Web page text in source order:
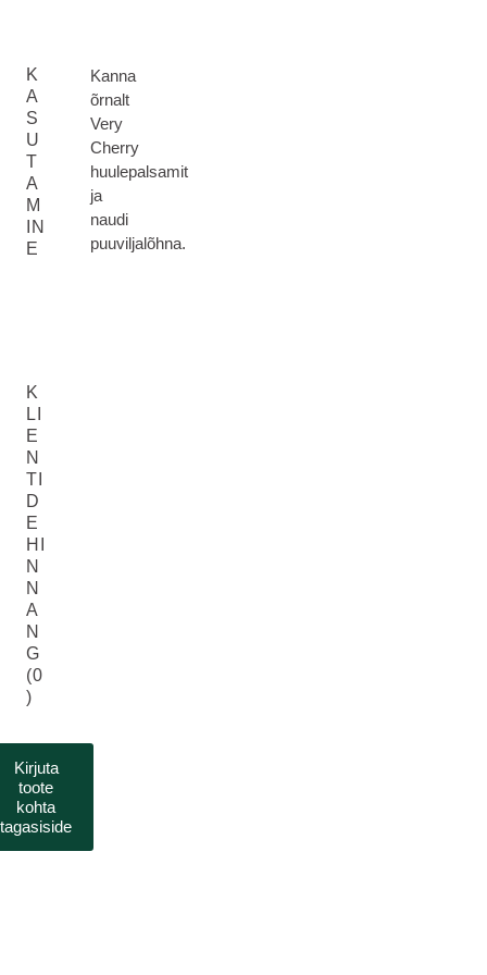
K
A
S
U
T
A
M
IN
E
Kanna
õrnalt
Very
Cherry
huulepalsamit
ja
naudi
puuviljalõhna.
K
LI
E
N
TI
D
E
HI
N
N
A
N
G
(0
)
Kirjuta
toote
kohta
tagasiside